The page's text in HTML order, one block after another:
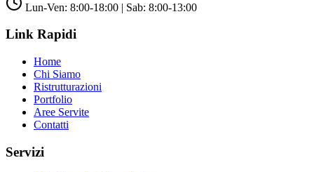
Lun-Ven: 8:00-18:00 | Sab: 8:00-13:00
Link Rapidi
Home
Chi Siamo
Ristrutturazioni
Portfolio
Aree Servite
Contatti
Servizi